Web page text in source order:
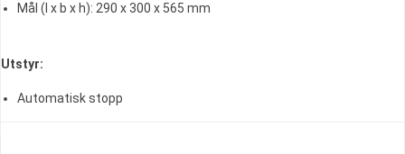
Mål (l x b x h): 290 x 300 x 565 mm
Utstyr:
Automatisk stopp